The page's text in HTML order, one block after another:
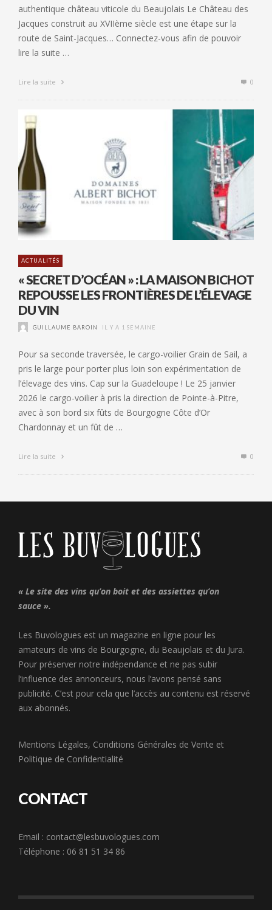
authentique château viticole du Beaujolais Le Château des
Jacques construit au XVIIème siècle est une étape sur la
route de Saint-Jacques… Connectez-vous afin de pouvoir
lire la suite …
Lire la suite 0
ACTUALITÉS
« SECRET D’OCÉAN » : LA MAISON BICHOT
REPOUSSE LES FRONTIÈRES DE L’ÉLEVAGE
DU VIN
GUILLAUME BAROIN IL Y A 1 SEMAINE
Pour sa seconde traversée, le cargo-voilier Grain de Sail, a
pris le large pour porter plus loin son expérimentation de
l’élevage des vins. Cap sur la Guadeloupe ! Le 25 janvier
2026 le cargo-voilier à pris la direction de Pointe-à-Pitre,
avec à son bord six fûts de Bourgogne Côte d’Or
Chardonnay et un fût de …
Lire la suite 0
« Le site des vins qu’on boit et des assiettes qu’on
sauce ».
Les Buvologues est un magazine en ligne pour les
amateurs de vins de Bourgogne, du Beaujolais et du Jura.
Pour préserver notre indépendance et ne pas subir
l’influence des annonceurs, nous l’avons pensé sans
publicité. C’est pour cela que l’accès au contenu est réservé
aux abonnés.
Mentions Légales, Conditions Générales de Vente et
Politique de Confidentialité
CONTACT
Email : contact@lesbuvologues.com
Téléphone : 06 81 51 34 86